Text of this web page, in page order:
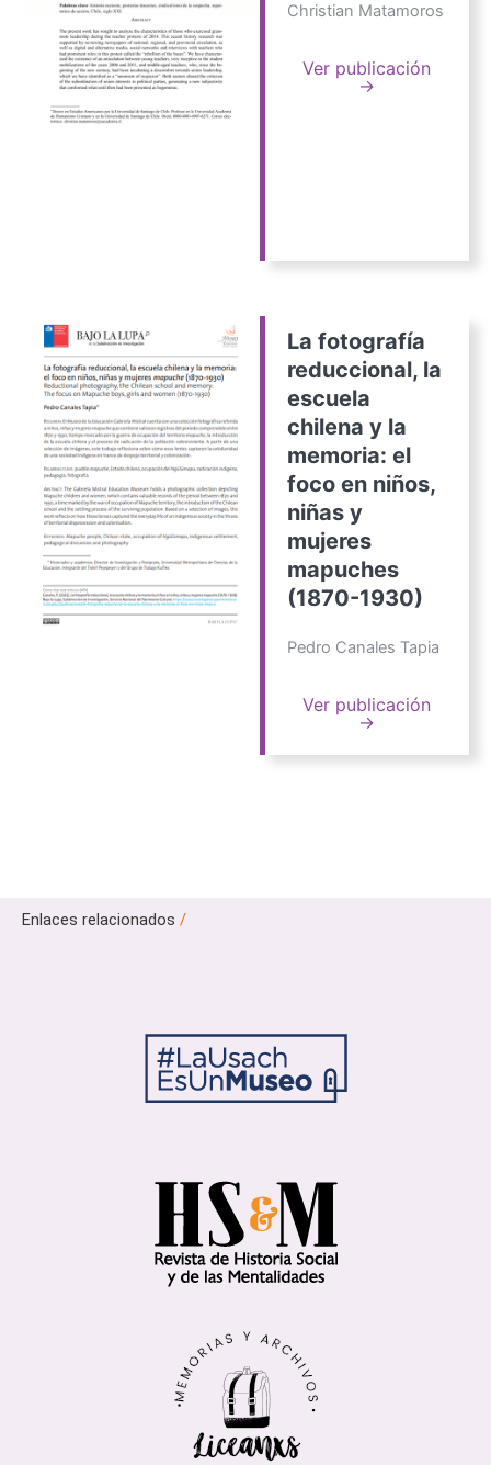
Christian Matamoros
Ver publicación
→
La fotografía
reduccional, la
escuela
chilena y la
memoria: el
foco en niños,
niñas y
mujeres
mapuches
(1870-1930)
Pedro Canales Tapia
Ver publicación
→
Enlaces relacionados /